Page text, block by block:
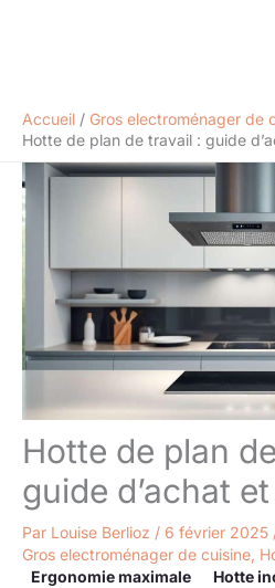
Accueil
Gros electroménager de
Hotte de plan de travail : guide
Hotte de plan
guide d’achat
Par Louise Berlioz / 6 février 2025
Gros electroménager de cuisine
Ergonomie maximale
Hotte